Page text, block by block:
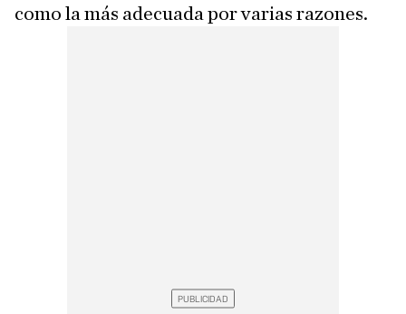
como la más adecuada por varias razones.